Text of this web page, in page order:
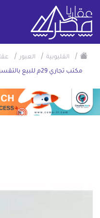
/ القليوبية / العبور /
مكتب تجاري 29م للبيع بالتقسيط بالعبور القليوبية